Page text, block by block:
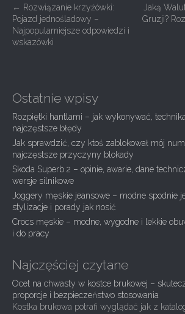
P
o
s
a
v
i
g
a
t
i
o
n
← Rozwiązanie krzyżówki:
Pojazd jednośladowy –
Najpopularniejsze odpowiedzi i
wskazówki
Jaką
Gruzji?
Ostatnie wpisy
Rozpiętki hantlami – jak wykonywać,
najczęstsze błędy
Jak sprawdzić, czy ktoś zablokował mój
najczęstsze przyczyny blokady
Skoda Superb 2 – opinie, awarie, dane
wersje silnikowe
Joggery męskie jeansowe – modne spodnie
stylizacje i porady jak nosić
Crocs męskie – modne, wygodne i lekkie
i do pracy
Najczęściej czytane
Ocet na chwasty w kostce brukowej –
proporcje i bezpieczeństwo stosowania
Kostka brukowa potrafi wyglądać jak z